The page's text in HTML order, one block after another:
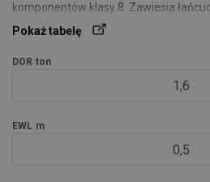
komponentów klasy 8. Zawiesia
najpopularniejszych narzędzi
ładunków w różnych branżach
Pokaż tabelę
DOR ton
1,6
EWL m
0,5